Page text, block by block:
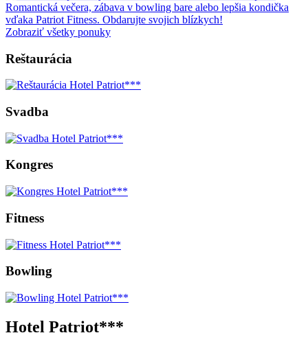
Romantická večera, zábava v bowling bare alebo lepšia kondička
vďaka Patriot Fitness. Obdarujte svojich blízkych!
Zobraziť všetky ponuky
Reštaurácia
Svadba
Kongres
Fitness
Bowling
Hotel Patriot***